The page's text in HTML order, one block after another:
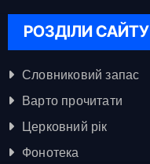
РОЗДІЛИ САЙТУ
Словниковий запас
Варто прочитати
Церковний рік
Фонотека